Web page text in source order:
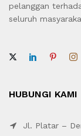
pelanggan
seluruh
HUBUNGI KAMI
Jl. Platar –